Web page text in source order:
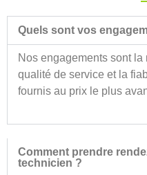
Quels sont vos
Nos engagements sont la
qualité de service et la
fournis au prix le plus
Comment prendre
technicien ?